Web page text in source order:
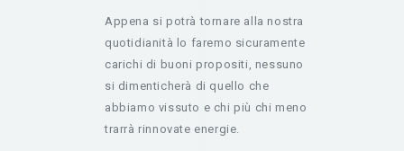
Appena si potrà tornare alla nostra
quotidianità lo faremo sicuramente
carichi di buoni propositi, nessuno
si dimenticherà di quello che
abbiamo vissuto e chi più chi meno
trarrà rinnovate energie.